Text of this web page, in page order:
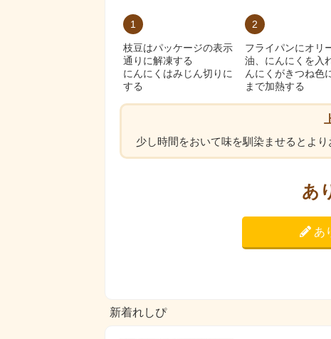
1
枝豆はパッケージの表示
通りに解凍する
にんにくはみじん切りに
する
2
フライパンにオリ
油、にんにくを入
んにくがきつね色
まで加熱する
少し時間をおいて味を馴染ませるとよ
あ
あ
新着れしぴ